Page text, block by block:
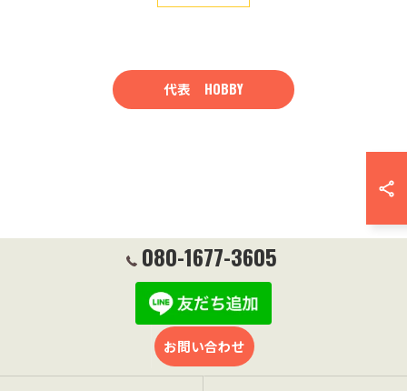
代表 HOBBY
080-1677-3605
お問い合わせ